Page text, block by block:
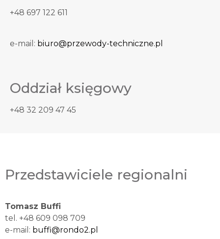
+48 697 122 611
e-mail: biuro@przewody-techniczne.pl
Oddział księgowy
+48 32 209 47 45
Przedstawiciele regionalni
Tomasz Buffi
tel. +48 609 098 709
e-mail: buffi@rondo2.pl